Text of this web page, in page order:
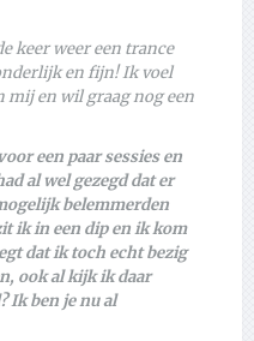
keer weer een trance
en fijn! Ik voel
mij en wil graag nog een
een paar sessies en
al wel gezegd dat er
belemmerden
ik in een dip en ik kom
dat ik toch echt bezig
ook al kijk ik daar
Ik ben je nu al